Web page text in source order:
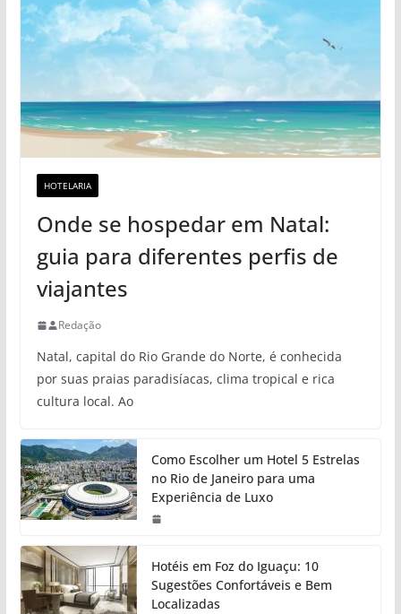
HOTELARIA
Onde se hospedar em Natal:
guia para diferentes perfis de
viajantes
Redação
Natal, capital do Rio Grande do Norte, é conhecida
por suas praias paradisíacas, clima tropical e rica
cultura local. Ao
Como Escolher um Hotel 5 Estrelas
no Rio de Janeiro para uma
Experiência de Luxo
Hotéis em Foz do Iguaçu: 10
Sugestões Confortáveis e Bem
Localizadas